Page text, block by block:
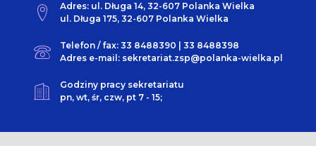
Adres: ul. Długa 14, 32-607 Polanka Wielka
ul. Długa 175, 32-607 Polanka Wielka
Telefon / fax: 33 8488390 | 33 8488398
Adres e-mail: sekretariat.zsp@polanka-wielka.pl
Godziny pracy sekretariatu
pn, wt, śr, czw, pt 7 - 15;